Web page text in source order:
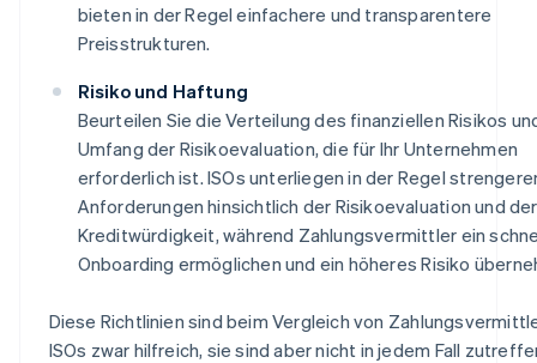
bieten in der Regel einfachere und transparentere
Preisstrukturen.
Risiko und Haftung
Beurteilen Sie die Verteilung des finanziellen Risikos
Umfang der Risikoevaluation, die für Ihr Unternehmen
erforderlich ist. ISOs unterliegen in der Regel
Anforderungen hinsichtlich der Risikoevaluation und der
Kreditwürdigkeit, während Zahlungsvermittler ein
Onboarding ermöglichen und ein höheres Risiko
Diese Richtlinien sind beim Vergleich von
ISOs zwar hilfreich, sie sind aber nicht in jedem Fall